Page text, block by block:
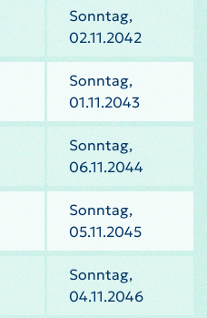
Sonntag,
02.11.2042
Sonntag,
01.11.2043
Sonntag,
06.11.2044
Sonntag,
05.11.2045
Sonntag,
04.11.2046